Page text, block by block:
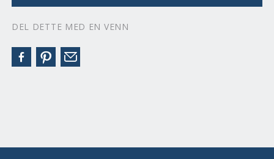
DEL DETTE MED EN VENN